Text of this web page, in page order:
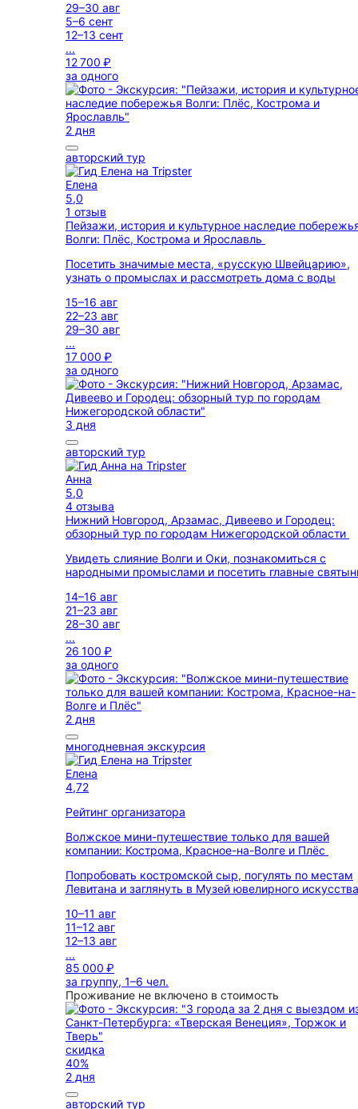
29–30 авг
5–6 сент
12–13 сент
...
12 700 ₽
за одного
2 дня
авторский тур
Елена
5,0
1 отзыв
Пейзажи, история и культурное наследие
Волги: Плёс, Кострома и Ярославль
Посетить значимые места, «русскую Швейцарию»,
узнать о промыслах и рассмотреть дома с воды
15–16 авг
22–23 авг
29–30 авг
...
17 000 ₽
за одного
3 дня
авторский тур
Анна
5,0
4 отзыва
Нижний Новгород, Арзамас, Дивеево и Городец:
обзорный тур по городам Нижегородской области
Увидеть слияние Волги и Оки, познакомиться с
народными промыслами и посетить главные
14–16 авг
21–23 авг
28–30 авг
...
26 100 ₽
за одного
2 дня
многодневная экскурсия
Елена
4,72
Рейтинг организатора
Волжское мини-путешествие только для вашей
компании: Кострома, Красное-на-Волге и Плёс
Попробовать костромской сыр, погулять по местам
Левитана и заглянуть в Музей ювелирного искусства
10–11 авг
11–12 авг
12–13 авг
...
85 000 ₽
за группу, 1–6 чел.
Проживание не включено в стоимость
скидка
40%
2 дня
авторский тур